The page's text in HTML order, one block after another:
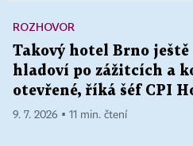
ROZHOVOR
Takový hotel Brno ještě
hladoví po zážitcích a
otevřené, říká šéf CPI
9. 7. 2026 ▪ 11 min. čtení